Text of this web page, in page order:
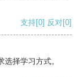
支持[0] 反对[0]
择学习方式。